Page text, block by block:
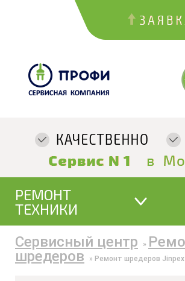
РЕМОНТ
ТЕХНИКИ
Сервисный центр »
шредеров
» Ремонт шредеров Jinpex